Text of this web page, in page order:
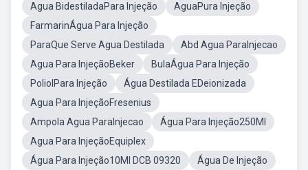
Agua BidestiladaPara Injeção
AguaPura Injeção
FarmarinÁgua Para Injeção
ParaQue Serve Agua Destilada
Abd Agua ParaInjecao
Agua Para InjeçãoBeker
BulaÁgua Para Injeção
PoliolPara Injeção
Água Destilada EDeionizada
Agua Para InjeçãoFresenius
Ampola Agua ParaInjecao
Água Para Injeção250Ml
Agua Para InjeçãoEquiplex
Água Para Injeção10Ml DCB 09320
Água De Injeção